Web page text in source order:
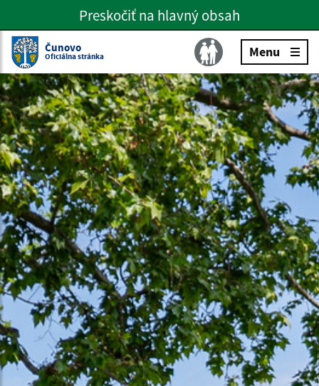
Preskočiť na hlavné menu
Preskočiť na hlavný obsah
Slovenčina
Čunovo
Oficiálna stránka Menu